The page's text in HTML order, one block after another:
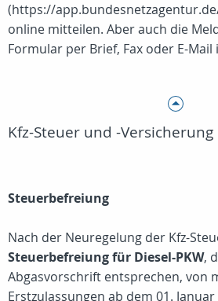
(https://
online mitteilen. Aber auch die
Formular per Brief, Fax oder E-
Kfz-Steuer und -Versicherung
Steuerbefreiung
Nach der Neuregelung der Kfz-
Steuerbefreiung für Diesel-PKW,
Abgasvorschrift entsprechen, von
Erstzulassungen ab dem 01.